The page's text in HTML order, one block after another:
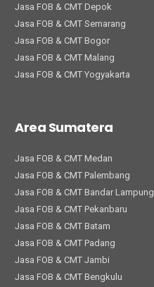
Jasa FOB & CMT Depok
Jasa FOB & CMT Semarang
Jasa FOB & CMT Bogor
Jasa FOB & CMT Malang
Jasa FOB & CMT Yogyakarta
Area Sumatera
Jasa FOB & CMT Medan
Jasa FOB & CMT Palembang
Jasa FOB & CMT Bandar Lampung
Jasa FOB & CMT Pekanbaru
Jasa FOB & CMT Batam
Jasa FOB & CMT Padang
Jasa FOB & CMT Jambi
Jasa FOB & CMT Bengkulu